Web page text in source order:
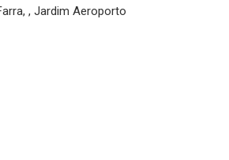
, Jardim Aeroporto